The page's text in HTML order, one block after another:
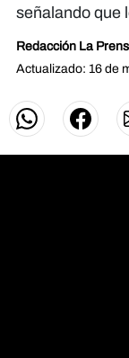
señalando que
Redacción La
Actualizado: 16 de